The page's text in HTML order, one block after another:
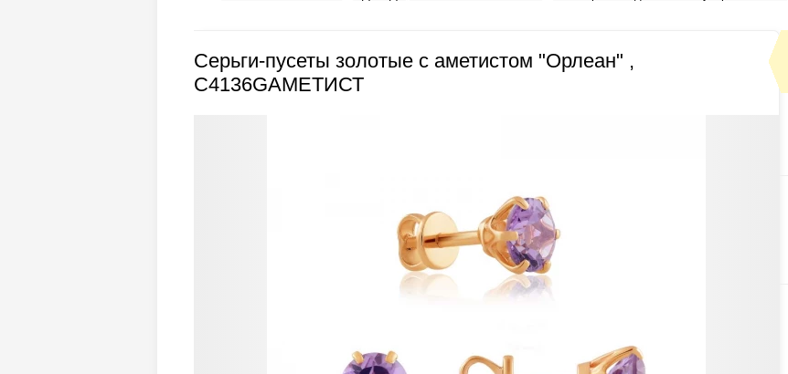
Серьги-пусеты золотые с аметистом "Орлеан" ,
С4136GАМЕТИСТ